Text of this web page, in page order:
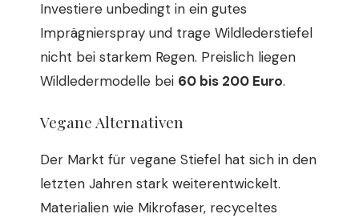
Investiere unbedingt in ein gutes
Imprägnierspray und trage Wildlederstiefel
nicht bei starkem Regen. Preislich liegen
Wildledermodelle bei 60 bis 200 Euro.
Vegane Alternativen
Der Markt für vegane Stiefel hat sich in den
letzten Jahren stark weiterentwickelt.
Materialien wie Mikrofaser, recyceltes